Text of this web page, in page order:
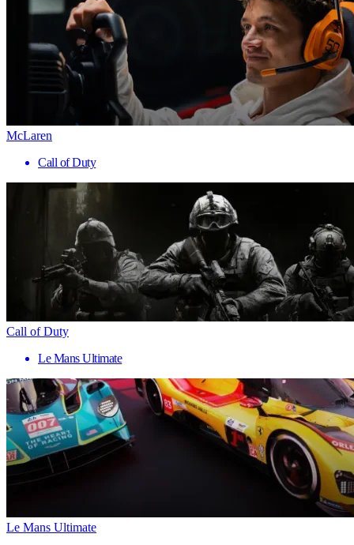
McLaren
Call of Duty
Call of Duty
Le Mans Ultimate
Le Mans Ultimate